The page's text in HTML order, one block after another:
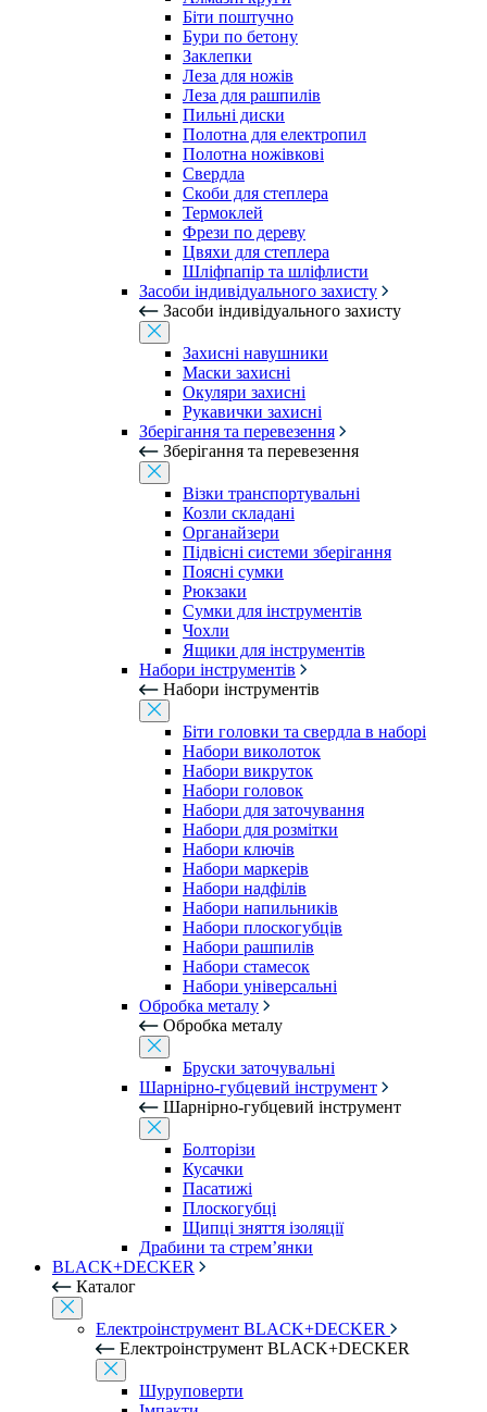
Біти поштучно
Бури по бетону
Заклепки
Леза для ножів
Леза для рашпилів
Пильні диски
Полотна для електропил
Полотна ножівкові
Свердла
Скоби для степлера
Термоклей
Фрези по дереву
Цвяхи для степлера
Шліфпапір та шліфлисти
Засоби індивідуального захисту
Засоби індивідуального захисту
Захисні навушники
Маски захисні
Окуляри захисні
Рукавички захисні
Зберігання та перевезення
Зберігання та перевезення
Візки транспортувальні
Козли складані
Органайзери
Підвісні системи зберігання
Поясні сумки
Рюкзаки
Сумки для інструментів
Чохли
Ящики для інструментів
Набори інструментів
Набори інструментів
Біти головки та свердла в наборі
Набори виколоток
Набори викруток
Набори головок
Набори для заточування
Набори для розмітки
Набори ключів
Набори маркерів
Набори надфілів
Набори напильників
Набори плоскогубців
Набори рашпилів
Набори стамесок
Набори універсальні
Обробка металу
Обробка металу
Бруски заточувальні
Шарнірно-губцевий інструмент
Шарнірно-губцевий інструмент
Болторізи
Кусачки
Пасатижі
Плоскогубці
Щипці зняття ізоляції
Драбини та стрем’янки
BLACK+DECKER
Каталог
Електроінструмент BLACK+DECKER
Електроінструмент BLACK+DECKER
Шуруповерти